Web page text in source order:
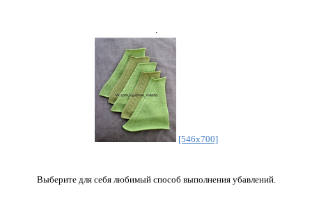
.
[546x700]
Выберите для себя любимый способ выполнения убавлений.